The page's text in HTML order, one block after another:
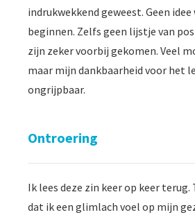
indrukwekkend geweest. Geen
beginnen. Zelfs geen lijstje van
zijn zeker voorbij gekomen. Veel
maar mijn dankbaarheid voor het
ongrijpbaar.
Ontroering
Ik lees deze zin keer op keer
dat ik een glimlach voel op mijn